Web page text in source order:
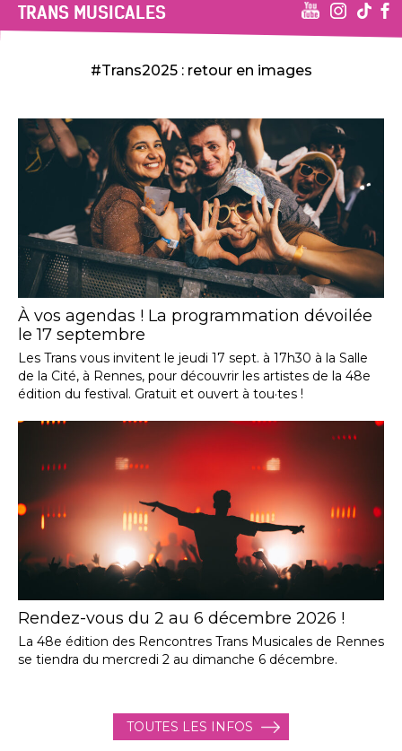
TRANS MUSICALES
#Trans2025 : retour en images
À vos agendas ! La programmation dévoilée
le 17 septembre
Les Trans vous invitent le jeudi 17 sept. à 17h30 à la Salle
de la Cité, à Rennes, pour découvrir les artistes de la 48e
édition du festival. Gratuit et ouvert à tou·tes !
Rendez-vous du 2 au 6 décembre 2026 !
La 48e édition des Rencontres Trans Musicales de Rennes
se tiendra du mercredi 2 au dimanche 6 décembre.
TOUTES LES INFOS